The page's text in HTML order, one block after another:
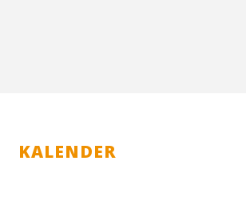
KALENDER